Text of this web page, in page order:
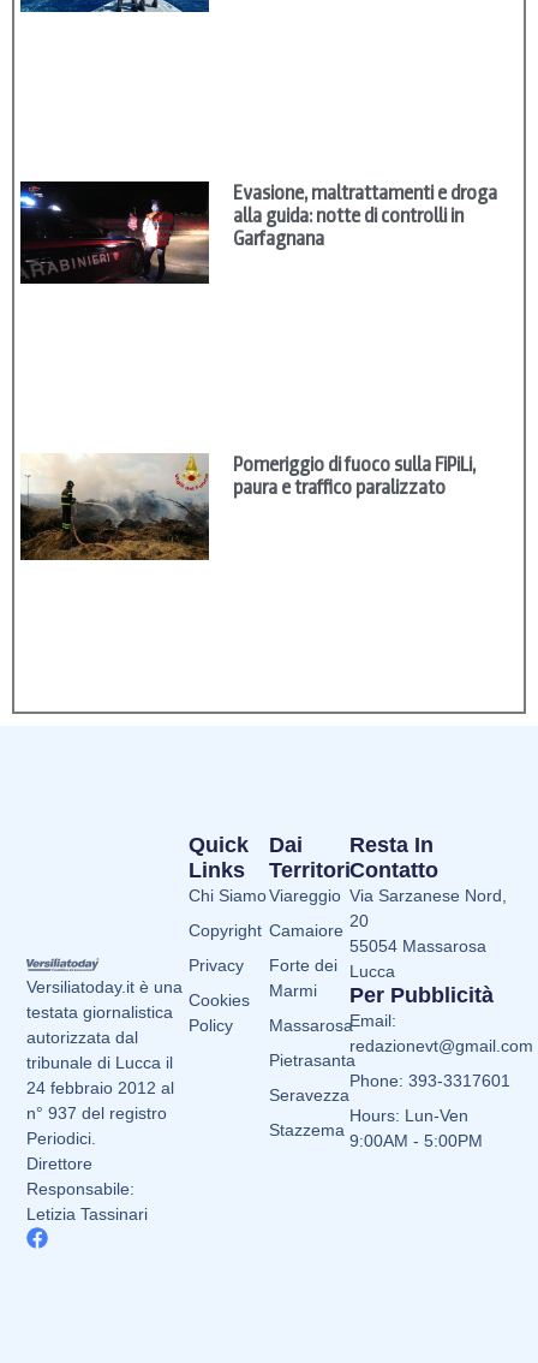
Evasione, maltrattamenti e droga
alla guida: notte di controlli in
Garfagnana
Pomeriggio di fuoco sulla FiPiLi,
paura e traffico paralizzato
Versiliatoday.it è una
testata giornalistica
autorizzata dal
tribunale di Lucca il
24 febbraio 2012 al
n° 937 del registro
Periodici.
Direttore
Responsabile:
Letizia Tassinari
Dai
Territori
Viareggio
Camaiore
Forte dei
Marmi
Massarosa
Pietrasanta
Seravezza
Stazzema
Quick
Links
Chi Siamo
Copyright
Privacy
Cookies
Policy
Resta In
Contatto
Via Sarzanese Nord,
20
55054 Massarosa
Lucca
Per Pubblicità
Email:
redazionevt@gmail.com
Phone: 393-3317601
Hours: Lun-Ven
9:00AM - 5:00PM